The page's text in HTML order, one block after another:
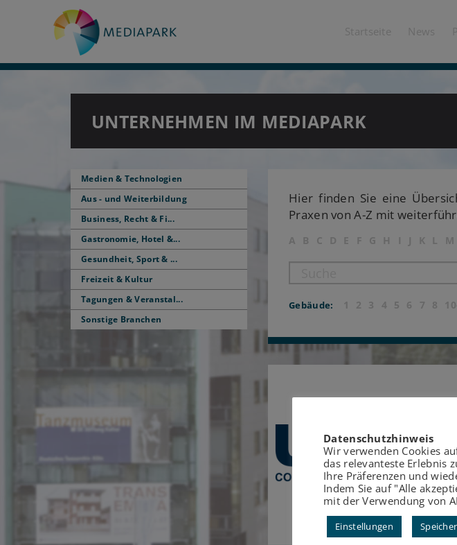
Startseite News
UNTERNEHMEN IM MEDIAPARK
Medien & Technologien
Aus - und Weiterbildung
Business, Recht & Fi...
Gastronomie, Hotel &...
Gesundheit, Sport & ...
Freizeit & Kultur
Tagungen & Veranstal...
Sonstige Branchen
Hier finden Sie eine
Praxen von A-Z mit
A B C D E F G H I J K L M
Gebäude: 1 2 3 4 5 6 7 8
Datenschutzhinweis
Wir verwenden Cookies
das relevanteste Erlebnis
Ihre Präferenzen und
Indem Sie auf "Alle
mit der Verwendung von
Einstellungen